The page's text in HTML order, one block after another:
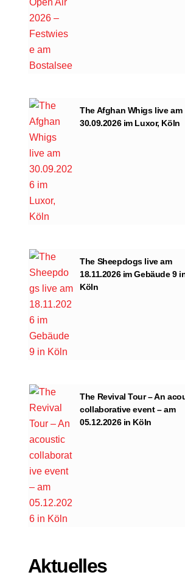
The Afghan Whigs live am
30.09.2026 im Luxor, Köln
The Sheepdogs live am
18.11.2026 im Gebäude 9
Köln
The Revival Tour – An
collaborative event – am
05.12.2026 in Köln
Aktuelles